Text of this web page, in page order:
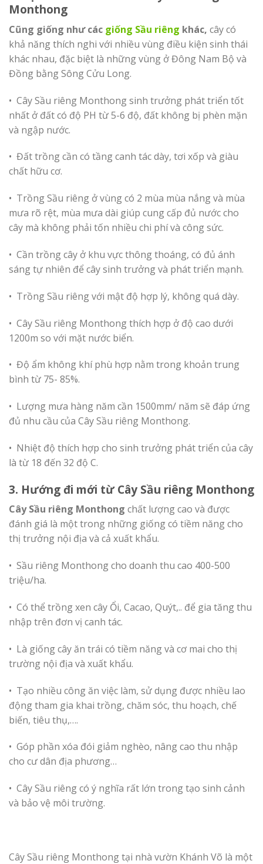
Monthong
Cũng giống như các giống Sầu riêng khác, cây có
khả năng thích nghi với nhiều vùng điều kiện sinh thái
khác nhau, đặc biệt là những vùng ở Đông Nam Bộ và
Đồng bằng Sông Cửu Long.
• Cây Sầu riêng Monthong sinh trưởng phát triển tốt
nhất ở đất có độ PH từ 5-6 độ, đất không bị phèn mặn
và ngập nước.
• Đất trồng cần có tầng canh tác dày, tơi xốp và giàu
chất hữu cơ.
• Trồng Sầu riêng ở vùng có 2 mùa mùa nắng và mùa
mưa rõ rệt, mùa mưa dài giúp cung cấp đủ nước cho
cây mà không phải tốn nhiều chi phí và công sức.
• Cần trồng cây ở khu vực thông thoáng, có đủ ánh
sáng tự nhiên để cây sinh trưởng và phát triển mạnh.
• Trồng Sầu riêng với mật độ hợp lý, không quá dày.
• Cây Sầu riêng Monthong thích hợp ở độ cao dưới
1200m so với mặt nước biển.
• Độ ẩm không khí phù hợp nằm trong khoản trung
bình từ 75- 85%.
• Lượng mưa hàng năm cần 1500mm/ năm sẽ đáp ứng
đủ nhu cầu của Cây Sầu riêng Monthong.
• Nhiệt độ thích hợp cho sinh trưởng phát triển của cây
là từ 18 đến 32 độ C.
3. Hướng đi mới từ Cây Sầu riêng Monthong
Cây Sầu riêng Monthong chất lượng cao và được
đánh giá là một trong những giống có tiềm năng cho
thị trưởng nội địa và cả xuất khẩu.
• Sầu riêng Monthong cho doanh thu cao 400-500
triệu/ha.
• Có thể trồng xen cây Ổi, Cacao, Quýt,.. để gia tăng thu
nhập trên đơn vị canh tác.
• Là giống cây ăn trái có tiềm năng và cơ mai cho thị
trường nội địa và xuất khẩu.
• Tạo nhiều công ăn việc làm, sử dụng được nhiều lao
động tham gia khai trồng, chăm sóc, thu hoạch, chế
biến, tiêu thụ,….
• Góp phần xóa đói giảm nghèo, nâng cao thu nhập
cho cư dân địa phương…
• Cây Sầu riêng có ý nghĩa rất lớn trong tạo sinh cảnh
và bảo vệ môi trường.
Cây Sầu riêng Monthong tại nhà vườn Khánh Võ là một